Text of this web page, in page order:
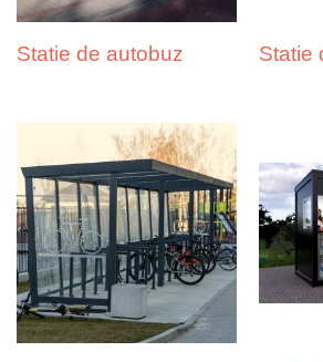
Statie de autobuz Statie